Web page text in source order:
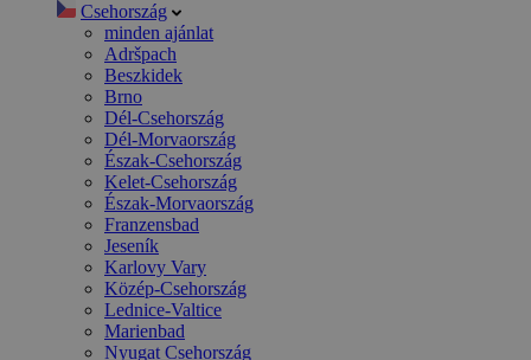
Csehország
minden ajánlat
Adršpach
Beszkidek
Brno
Dél-Csehország
Dél-Morvaország
Észak-Csehország
Kelet-Csehország
Észak-Morvaország
Franzensbad
Jeseník
Karlovy Vary
Közép-Csehország
Lednice-Valtice
Marienbad
Nyugat Csehország